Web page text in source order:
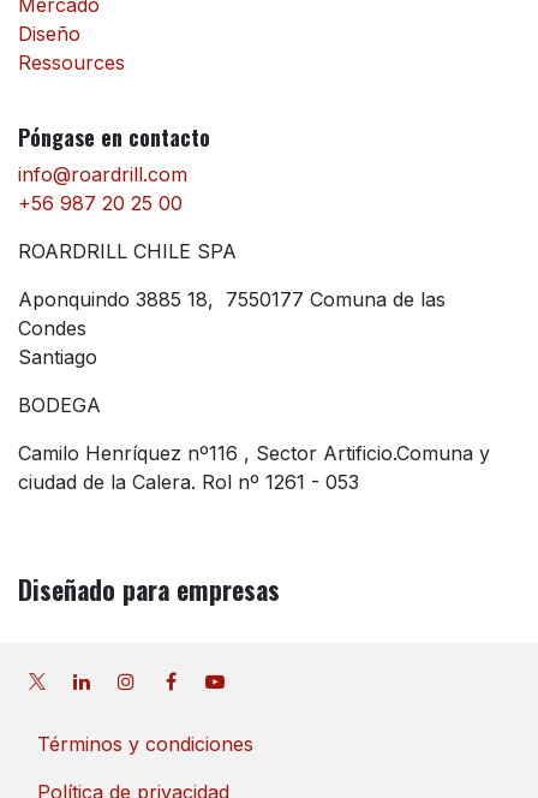
Mercado
Diseño
Ressources
Póngase en contacto
info@roardrill.com
+56 987 20 25 00
ROARDRILL CHILE SPA
Aponquindo 3885 18, 7550177 Comuna de las
Condes
Santiago
BODEGA
Camilo Henríquez nº116 , Sector Artificio.Comuna y
ciudad de la Calera. Rol nº 1261 - 053
Diseñado para empresas
Términos y condiciones
Política de privacidad